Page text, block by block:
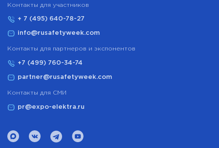
Контакты для участников
+ 7 (495) 640-78-27
info@rusafetyweek.com
Контакты для партнеров и экспонентов
+7 (499) 760-34-74
partner@rusafetyweek.com
Контакты для СМИ
pr@expo-elektra.ru